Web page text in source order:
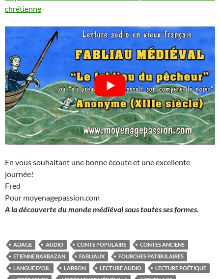
chrétienne
En vous souhaitant une bonne écoute et une excellente
journée!
Fred
Pour moyenagepassion.com
A la découverte du monde médiéval sous toutes ses formes.
ADAGE AUDIO CONTE POPULAIRE
CONTES ANCIENS
ETIENNE BARBAZAN
FABLIAUX
FOURCHES PATIBULAIRES
LANGUE D'OIL
LARRON LECTURE AUDIO
LECTURE POÉTIQUE